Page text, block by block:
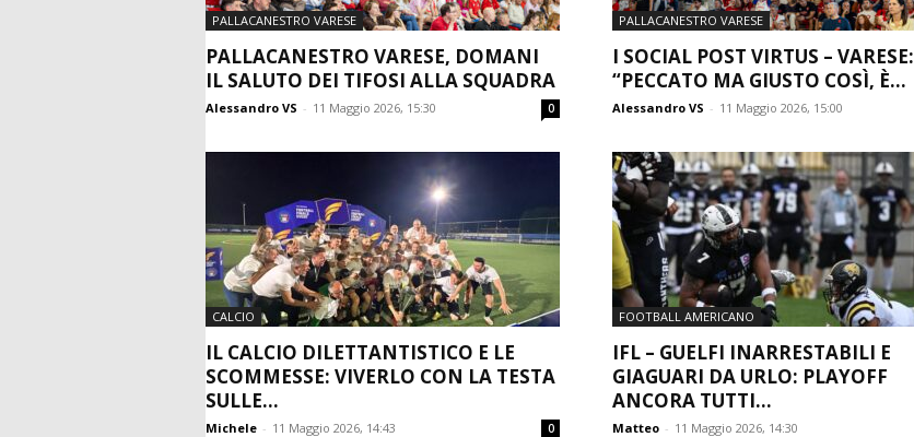
PALLACANESTRO VARESE
PALLACANESTRO VARESE, DOMANI
IL SALUTO DEI TIFOSI ALLA SQUADRA
Alessandro VS - 11 Maggio 2026, 15:30 0
PALLACANESTRO VARESE
I SOCIAL POST VIRTUS – VARESE:
“PECCATO MA GIUSTO COSÌ, È...
Alessandro VS - 11 Maggio 2026, 15:00
CALCIO
IL CALCIO DILETTANTISTICO E LE
SCOMMESSE: VIVERLO CON LA TESTA
SULLE...
Michele - 11 Maggio 2026, 14:43 0
FOOTBALL AMERICANO
IFL – GUELFI INARRESTABILI E
GIAGUARI DA URLO: PLAYOFF
ANCORA TUTTI...
Matteo - 11 Maggio 2026, 14:30